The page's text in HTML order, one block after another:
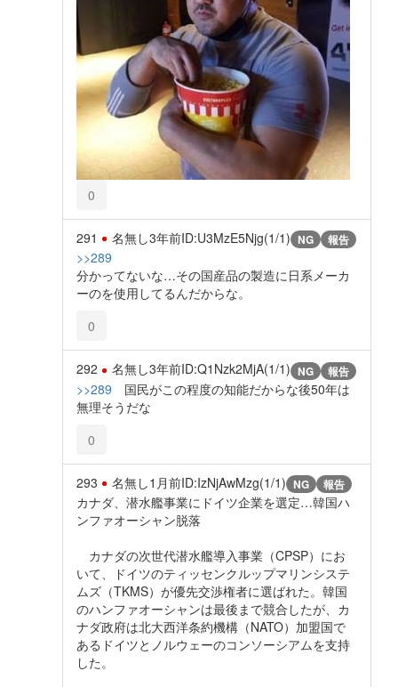
0
291 名無し3年前ID:U3MzE5Njg(1/1) NG 報告
>>289
分かってないな…その国産品の製造に日系メーカ
ーのを使用してるんだからな。
0
292 名無し3年前ID:Q1Nzk2MjA(1/1) NG 報告
>>289 国民がこの程度の知能だからな後50年は
無理そうだな
0
293 名無し1月前ID:IzNjAwMzg(1/1) NG 報告
カナダ、潜水艦事業にドイツ企業を選定…韓国ハ
ンファオーシャン脱落
カナダの次世代潜水艦導入事業（CPSP）にお
いて、ドイツのティッセンクルップマリンシステ
ムズ（TKMS）が優先交渉権者に選ばれた。韓国
のハンファオーシャンは最後まで競合したが、カ
ナダ政府は北大西洋条約機構（NATO）加盟国で
あるドイツとノルウェーのコンソーシアムを支持
した。